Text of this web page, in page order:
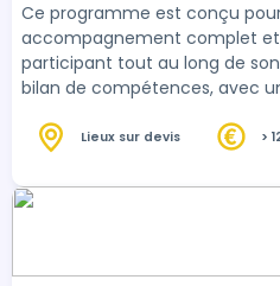
Ce programme est conçu
accompagnement complet et
participant tout au long de
bilan de compétences, avec
et à la mise en œuvre de son
Lieux sur devis >